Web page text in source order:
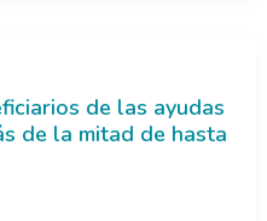
de las ayudas
de la mitad de hasta